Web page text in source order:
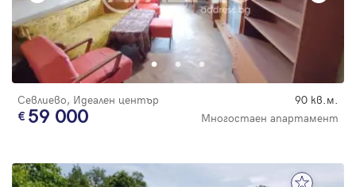
Севлиево, Идеален център 90 кв.м.
59 000 Многостаен апартамент